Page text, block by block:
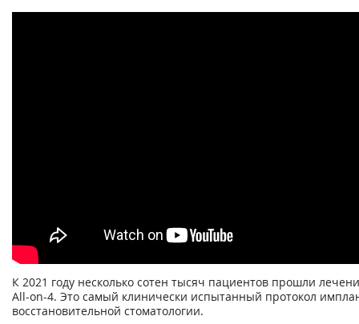
К 2021 году несколько сотен тысяч пациентов прошли
All-on-4. Это самый клинически испытанный протокол
восстановительной стоматологии.